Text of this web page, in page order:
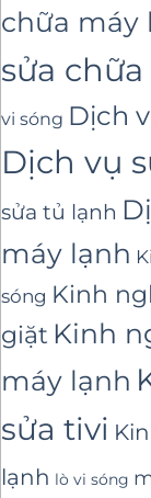
chữa máy
sửa
vi sóng Dịch
Dịch vụ
sửa tủ lạnh
máy lạnh
sóng Kinh
giặt Kinh
máy lạnh
sửa tivi
lạnh lò vi sóng